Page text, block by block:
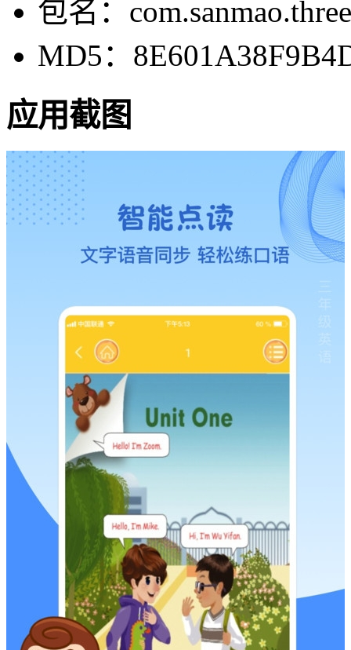
包名：
MD5：
应用截图